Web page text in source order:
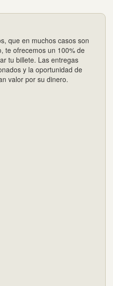
que en muchos casos son
te ofrecemos un 100% de
tu billete. Las entregas
y la oportunidad de
valor por su dinero.